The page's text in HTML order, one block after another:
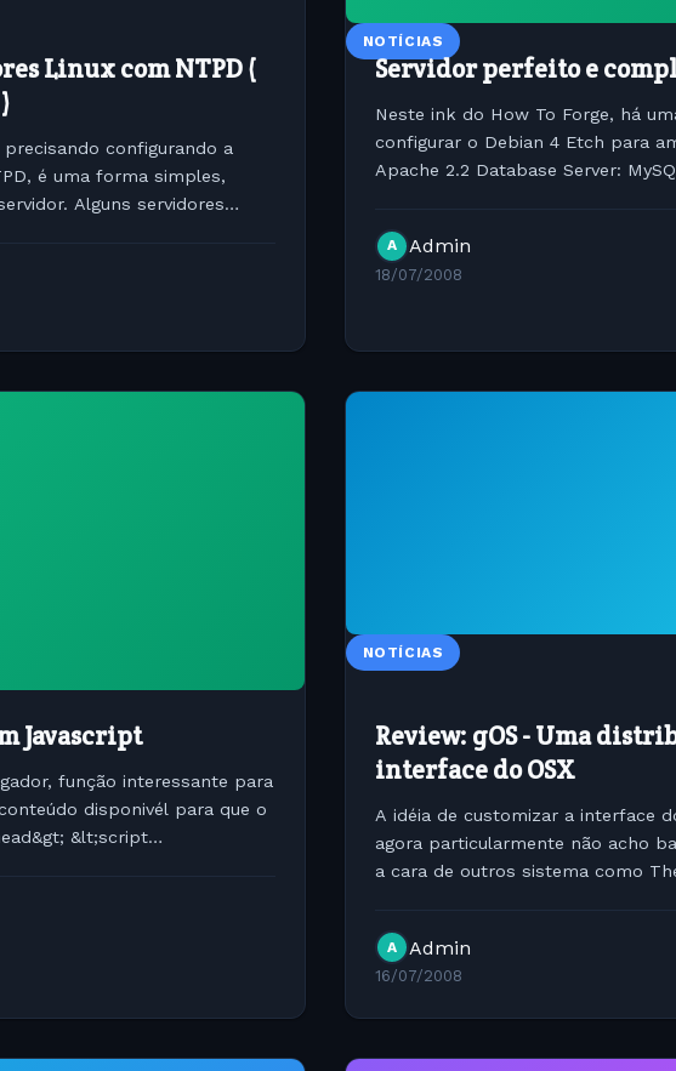
Linux com NTPD (
configurando a
é uma forma simples,
Alguns servidores
NOTÍCIAS
Servidor perfeito e
Neste ink do How To Forge, há
configurar o Debian 4 Etch para
Apache 2.2 Database Server:
A Admin
18/07/2008
Javascript
função interessante para
disponivél para que o
&lt;script
NOTÍCIAS
Review: gOS - Uma
interface do OSX
A idéia de customizar a interface
agora particularmente não acho
a cara de outros sistema como
A Admin
16/07/2008